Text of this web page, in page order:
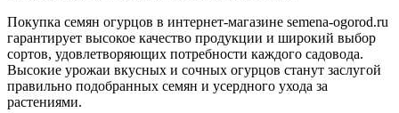
Покупка семян огурцов в интернет-магазине semena-ogorod.ru
гарантирует высокое качество продукции и широкий выбор
сортов, удовлетворяющих потребности каждого садовода.
Высокие урожаи вкусных и сочных огурцов станут заслугой
правильно подобранных семян и усердного ухода за
растениями.